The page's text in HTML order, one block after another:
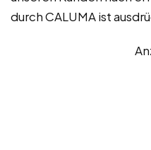
durch CALUMA ist